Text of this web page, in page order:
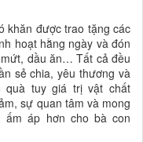
khăn được trao tặng các
hoạt hằng ngày và đón
dầu ăn… Tất cả đều
sẻ chia, yêu thương và
quà tuy giá trị vật chất
sự quan tâm và mong
ấm áp hơn cho bà con